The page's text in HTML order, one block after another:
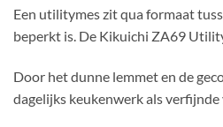
Een utilitymes zit qua formaat
beperkt is. De Kikuichi ZA69
Door het dunne lemmet en de
dagelijks keukenwerk als